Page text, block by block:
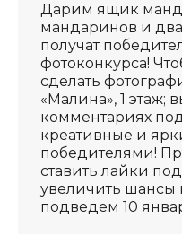
Дарим ящик
мандаринов и
получат
фотоконкурса!
сделать
«Малина», 1 этаж;
комментариях
креативные и
победителями!
ставить лайки
увеличить шансы
подведем 10